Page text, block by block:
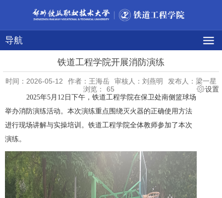
导航
铁道工程学院开展消防演练
时间：2026-05-12 作者：王海岳 审核人：刘燕明
发布人：梁一星
浏览：
65 设置
2025年5月12日下午 ，铁道工程学院在保卫处南侧篮球场
举办消防演练活动。本次演练重点围绕灭火器的正确使用方法
进行现场讲解与实操培训。 铁道工程学院全体教师参加了本次
演练。